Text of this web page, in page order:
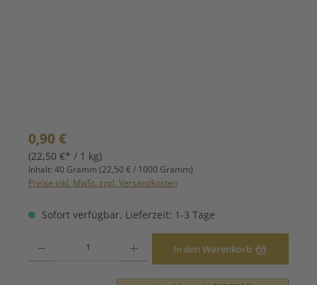
Regulärer Preis:
0,90 €
(22,50 €* / 1 kg)
Inhalt: 40 Gramm (22,50 € / 1000 Gramm)
Preise inkl. MwSt. zzgl. Versandkosten
Sofort verfügbar, Lieferzeit: 1-3 Tage
In den Warenkorb